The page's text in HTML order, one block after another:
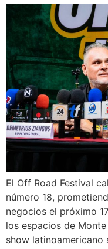
El Off Road Festival
número 18,
negocios el próximo
los espacios de
show latinoamericano